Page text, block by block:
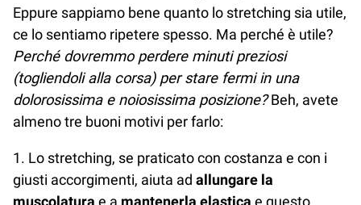
Eppure sappiamo bene quanto lo stretching sia utile,
ce lo sentiamo ripetere spesso. Ma perché è utile?
Perché dovremmo perdere minuti preziosi
(togliendoli alla corsa) per stare fermi in una
dolorosissima e noiosissima posizione?Beh, avete
almeno tre buoni motivi per farlo:
1. Lo stretching, se praticato con costanza e con i
giusti accorgimenti, aiuta ad allungare la
muscolatura e a mantenerla elastica e questo